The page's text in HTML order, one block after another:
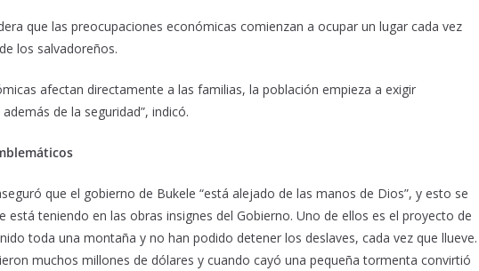
que las preocupaciones económicas comienzan a ocupar un lugar cada vez
los salvadoreños.
afectan directamente a las familias, la población empieza a exigir
de la seguridad”, indicó.
que el gobierno de Bukele “está alejado de las manos de Dios”, y esto se
está teniendo en las obras insignes del Gobierno. Uno de ellos es el proyecto de
toda una montaña y no han podido detener los deslaves, cada vez que llueve.
muchos millones de dólares y cuando cayó una pequeña tormenta convirtió